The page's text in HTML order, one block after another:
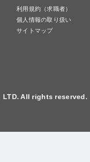
利用規約（求職者）
個人情報の取り扱い
サイトマップ
LTD. All rights reserved.